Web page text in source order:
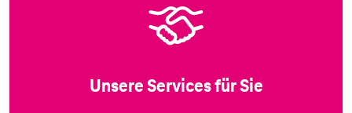
Unsere Services für Sie